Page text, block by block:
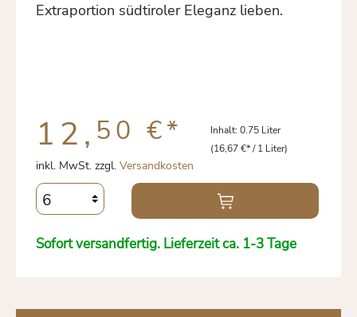
Extraportion südtiroler Eleganz lieben.
12, 50 €* Inhalt: 0.75 Liter
(16,67 €* / 1 Liter)
inkl. MwSt. zzgl. Versandkosten
Sofort versandfertig. Lieferzeit ca. 1-3 Tage